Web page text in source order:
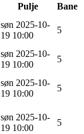
Pulje Bane
søn 2025-10-
19 10:00
5
søn 2025-10-
19 10:00
5
søn 2025-10-
19 10:00
5
søn 2025-10-
19 10:00
5